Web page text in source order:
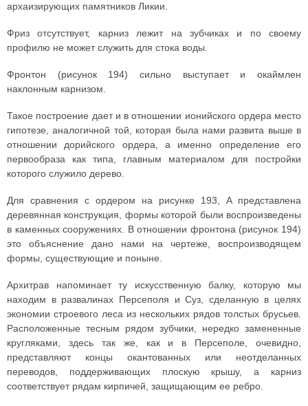
архаизирующих памятников Ликии.
Фриз отсутствует, карниз лежит на зубчиках и по своему
профилю не может служить для стока воды.
Фронтон (рисунок 194) сильно выступает и окаймлен
наклонным карнизом.
Такое построение дает и в отношении ионийского ордера место
гипотезе, аналогичной той, которая была нами развита выше в
отношении дорийского ордера, а именно определение его
первообраза как типа, главным материалом для постройки
которого служило дерево.
Для сравнения с ордером на рисунке 193, A представлена
деревянная конструкция, формы которой были воспроизведены
в каменных сооружениях. В отношении фронтона (рисунок 194)
это объяснение дано нами на чертеже, воспроизводящем
формы, существующие и поныне.
Архитрав напоминает ту искусственную балку, которую мы
находим в развалинах Персеполя и Суз, сделанную в целях
экономии строевого леса из нескольких рядов толстых брусьев.
Расположенные тесным рядом зубчики, нередко замененные
кругляками, здесь так же, как и в Персеполе, очевидно,
представляют концы окантованных или неотделанных
переводов, поддерживающих плоскую крышу, а карниз
соответствует рядам кирпичей, защищающим ее ребро.